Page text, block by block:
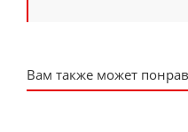
Вам также может